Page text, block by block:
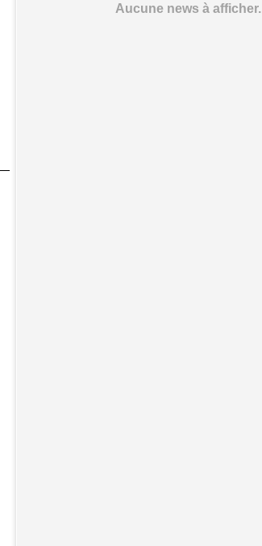
Aucune news à afficher.